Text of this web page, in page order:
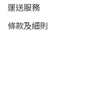
運送服務
條款及細則